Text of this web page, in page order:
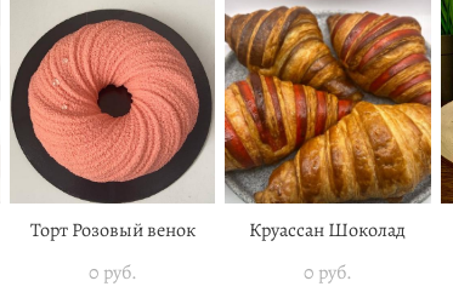
Торт Розовый венок
0 pуб.
Круассан Шоколад
0 pуб.